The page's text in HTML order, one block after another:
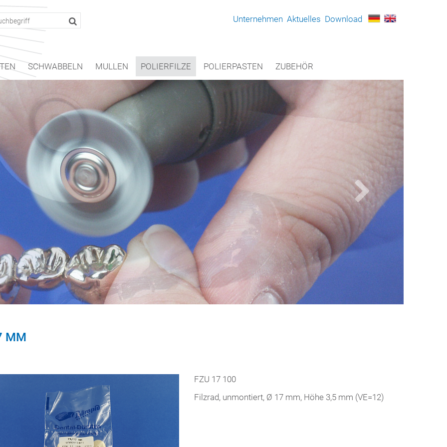
Unternehmen Aktuelles Download
SCHWABBELN MULLEN POLIERFILZE POLIERPASTEN ZUBEHÖR
MM
FZU 17 100
Filzrad, unmontiert, Ø 17 mm, Höhe 3,5 mm (VE=12)